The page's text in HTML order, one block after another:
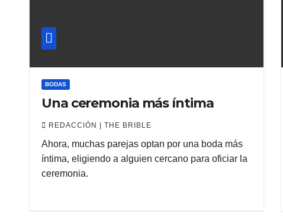
BODAS
Una ceremonia más íntima
REDACCIÓN | THE BRIBLE
Ahora, muchas parejas optan por una boda más
íntima, eligiendo a alguien cercano para oficiar la
ceremonia.